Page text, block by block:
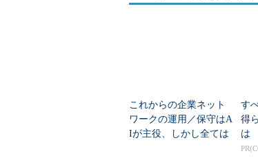
これからの企業ネット
ワークの運用／保守はA
Iが主役、しかし全ては
す
得
は